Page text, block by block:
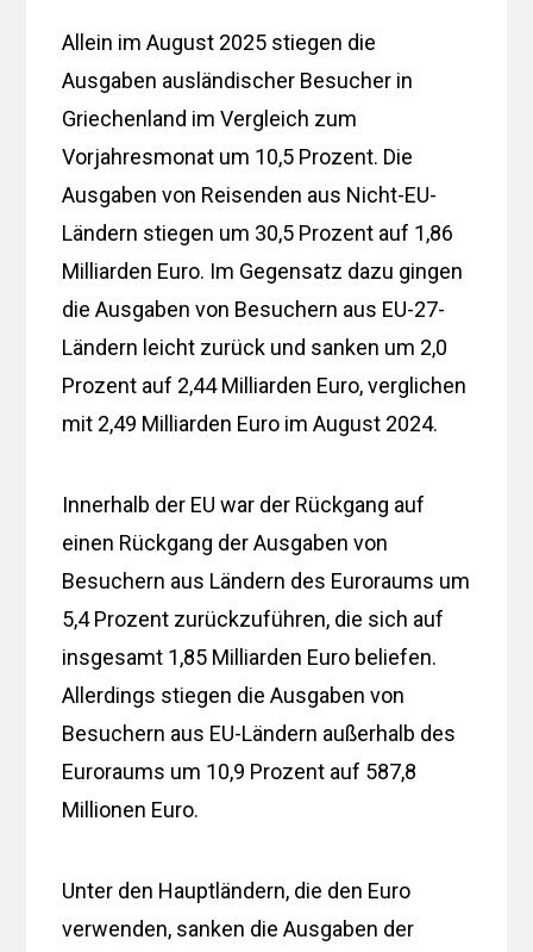
Allein im August 2025 stiegen die
Ausgaben ausländischer Besucher in
Griechenland im Vergleich zum
Vorjahresmonat um 10,5 Prozent. Die
Ausgaben von Reisenden aus Nicht-EU-
Ländern stiegen um 30,5 Prozent auf 1,86
Milliarden Euro. Im Gegensatz dazu gingen
die Ausgaben von Besuchern aus EU-27-
Ländern leicht zurück und sanken um 2,0
Prozent auf 2,44 Milliarden Euro, verglichen
mit 2,49 Milliarden Euro im August 2024.
Innerhalb der EU war der Rückgang auf
einen Rückgang der Ausgaben von
Besuchern aus Ländern des Euroraums um
5,4 Prozent zurückzuführen, die sich auf
insgesamt 1,85 Milliarden Euro beliefen.
Allerdings stiegen die Ausgaben von
Besuchern aus EU-Ländern außerhalb des
Euroraums um 10,9 Prozent auf 587,8 ​​
Millionen Euro.
Unter den Hauptländern, die den Euro
verwenden, sanken die Ausgaben der